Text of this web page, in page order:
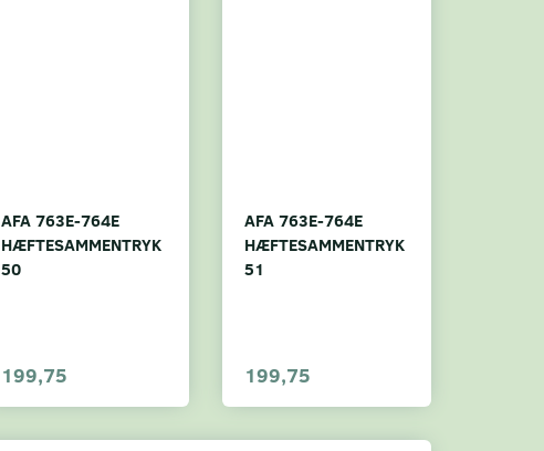
AFA 763E-764E
HÆFTESAMMENTRYK
50
199,75
AFA 763E-764E
HÆFTESAMMENTRYK
51
199,75